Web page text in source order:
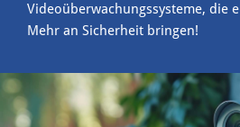
Videoüberwachungssysteme, die
Mehr an Sicherheit bringen!